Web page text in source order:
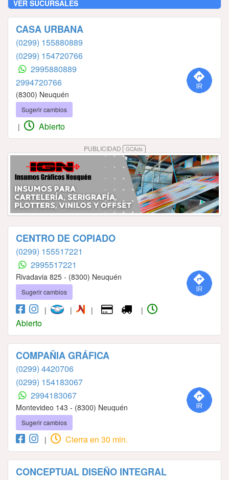
VER SUCURSALES
CASA URBANA
(0299) 155880889
(0299) 154720766
2995880889
2994720766
(8300) Neuquén
Sugerir cambios
| Abierto
PUBLICIDAD GCAds
CENTRO DE COPIADO
(0299) 155517221
2995517221
Rivadavia 825 - (8300) Neuquén
Sugerir cambios
| | | |
Abierto
COMPAÑIA GRÁFICA
(0299) 4420706
(0299) 154183067
2994183067
Montevideo 143 - (8300) Neuquén
Sugerir cambios
| Cierra en 30 min.
CONCEPTUAL DISEÑO INTEGRAL